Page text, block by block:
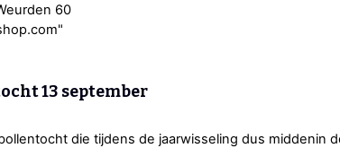
60
13 september
die tijdens de jaarwisseling dus middenin